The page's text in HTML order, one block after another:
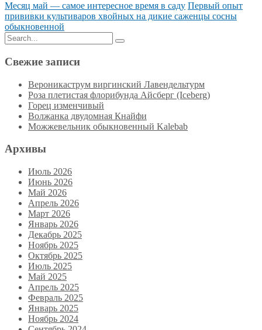
Месяц май — самое интересное время в саду Первый опыт
прививки культиваров хвойных на дикие саженцы сосны
обыкновенной
Search
for:
Search
Свежие записи
Вероникаструм виргинский Лавендельтурм
Роза плетистая флорибунда Айсберг (Iceberg)
Горец изменчивый
Волжанка двудомная Кнайфи
Можжевельник обыкновенный Kalebab
Архивы
Июль 2026
Июнь 2026
Май 2026
Апрель 2026
Март 2026
Январь 2026
Декабрь 2025
Ноябрь 2025
Октябрь 2025
Июль 2025
Май 2025
Апрель 2025
Февраль 2025
Январь 2025
Ноябрь 2024